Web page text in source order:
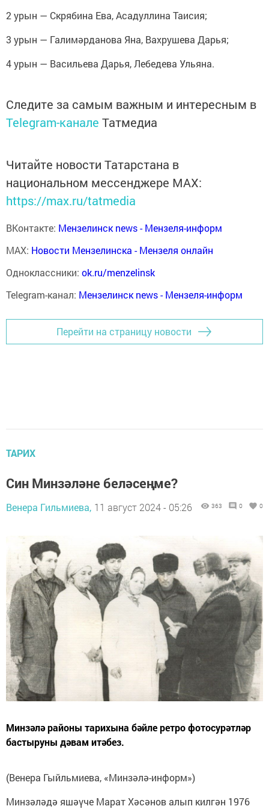
2 урын — Скрябина Ева, Асадуллина Таисия;
3 урын — Галимәрданова Яна, Вахрушева Дарья;
4 урын — Васильева Дарья, Лебедева Ульяна.
Следите за самым важным и интересным в
Telegram-канале Татмедиа
Читайте новости Татарстана в
национальном мессенджере MАХ:
https://max.ru/tatmedia
ВКонтакте: Мензелинск news - Мензеля-информ
MAX: Новости Мензелинска - Мензеля онлайн
Одноклассники: ok.ru/menzelinsk
Telegram-канал: Мензелинск news - Мензеля-информ
Перейти на страницу новости
ТАРИХ
Син Минзәләне беләсеңме?
Венера Гильмиева, 11 август 2024 - 05:26 363 0 0
Минзәлә районы тарихына бәйле ретро фотосурәтләр
бастыруны дәвам итәбез.
(Венера Гыйльмиева, «Минзәлә-информ»)
Минзәләдә яшәүче Марат Хәсәнов алып килгән 1976